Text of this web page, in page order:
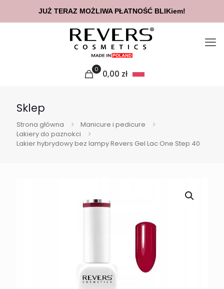
0 0,00 zł
Sklep
Strona główna
Manicure i pedicure
Lakiery do paznokci
Lakier hybrydowy bez lampy Revers Gel Lac One Step 40
JUŻ TERAZ MOŻLIWA PŁATNOŚĆ BLIKiem!